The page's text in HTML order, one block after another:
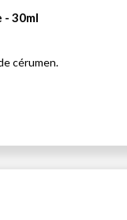
- 30ml
cérumen.